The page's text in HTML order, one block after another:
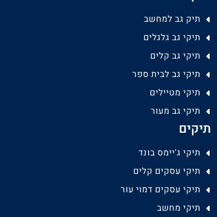
תיק גב למחשב
תיקי גב גלגלים
תיקי גב קלים
תיקי גב לבית ספר
תיקי מטיילים
תיקי גב מעור
תיקים
תיקי ג'יימס בונד
תיקי עסקים קלים
תיקי עסקים דמוי עור
תיקי מחשב